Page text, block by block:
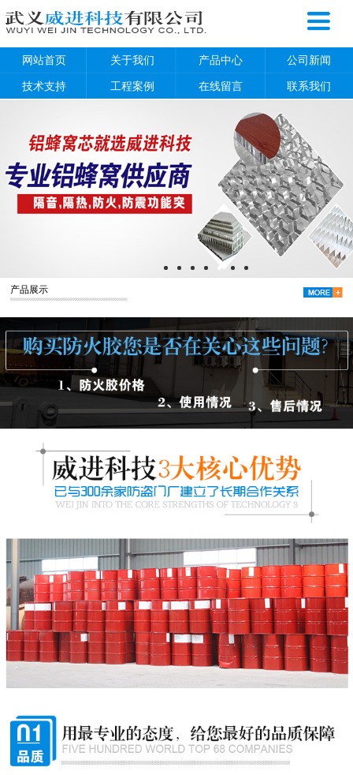
网站首页 关于我们 产品中心 公司新闻
技术支持 工程案例 在线留言 联系我们
产品展示